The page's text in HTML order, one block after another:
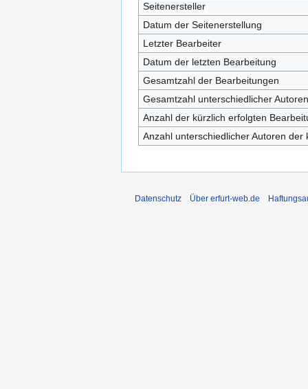
Seitenersteller
Datum der Seitenerstellung
Letzter Bearbeiter
Datum der letzten Bearbeitung
Gesamtzahl der Bearbeitungen
Gesamtzahl unterschiedlicher Autoren
Anzahl der kürzlich erfolgten
Anzahl unterschiedlicher Autoren
Datenschutz Über erfurt-web.de